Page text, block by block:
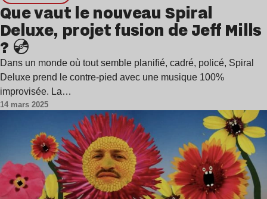
Que vaut le nouveau Spiral
Deluxe, projet fusion de Jeff Mills
? 💿
Dans un monde où tout semble planifié, cadré, policé, Spiral
Deluxe prend le contre-pied avec une musique 100%
improvisée. La…
14 mars 2025